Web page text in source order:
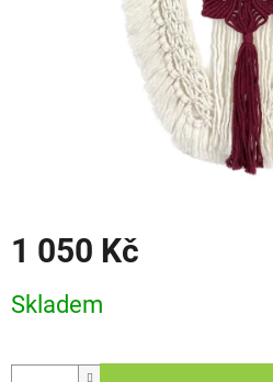
1 050 Kč
cena:
Skladem